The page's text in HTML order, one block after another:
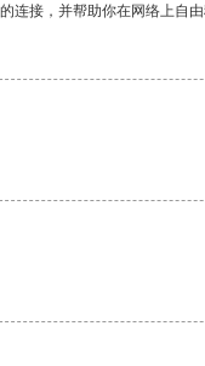
连接，并帮助你在网络上自由